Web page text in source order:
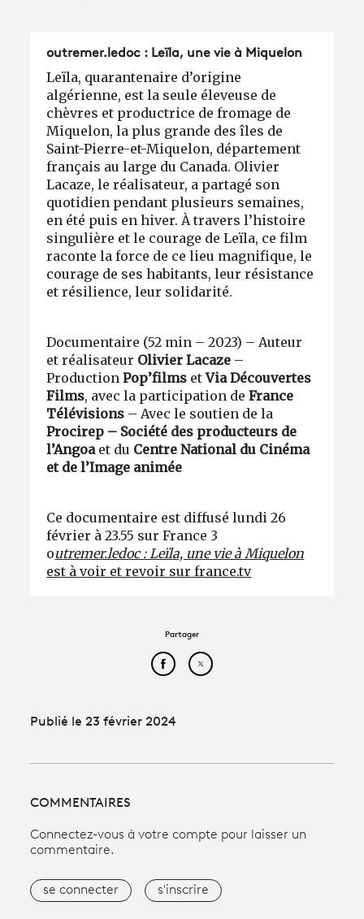
outremer.ledoc : Leïla, une vie à Miquelon
Leïla, quarantenaire d’origine
algérienne, est la seule éleveuse de
chèvres et productrice de fromage de
Miquelon, la plus grande des îles de
Saint-Pierre-et-Miquelon, département
français au large du Canada. Olivier
Lacaze, le réalisateur, a partagé son
quotidien pendant plusieurs semaines,
en été puis en hiver. À travers l’histoire
singulière et le courage de Leïla, ce film
raconte la force de ce lieu magnifique, le
courage de ses habitants, leur résistance
et résilience, leur solidarité.
Documentaire (52 min – 2023) – Auteur
et réalisateur Olivier Lacaze –
ProductionPop’films etVia Découvertes
Films, avec la participation deFrance
Télévisions – Avec le soutien de la
Procirep – Société des producteurs de
l’Angoa et du Centre National du Cinéma
et de l’Image animée
Ce documentaire est diffusélundi 26
février à 23.55 sur France 3
outremer.ledoc : Leïla, une vie à Miquelon
est à voir et revoir sur france.tv
Partager
Partager cet article sur
Partager cet article sur
Publié le 23 février 2024
COMMENTAIRES
Connectez-vous à votre compte pour laisser un
commentaire.
se connecter s'inscrire